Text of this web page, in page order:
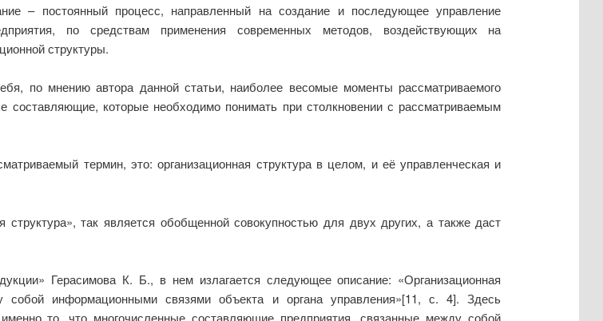
– постоянный процесс, направленный на создание и последующее управление
по средствам применения современных методов, воздействующих на
структуры.
по мнению автора данной статьи, наиболее весомые моменты рассматриваемого
которые необходимо понимать при столкновении с рассматриваемым
термин, это: организационная структура в целом, и её управленческая и
так является обобщенной совокупностью для двух других, а также даст
Герасимова К. Б., в нем излагается следующее описание: «Организационная
собой информационными связями объекта и органа управления»[11, с. 4]. Здесь
то, что многочисленные составляющие предприятия, связанные между собой